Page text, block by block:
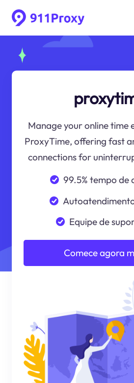
Manage your online time
ProxyTime, offering fast
connections for
99.5% tempo de
Equipe de
Comece agora